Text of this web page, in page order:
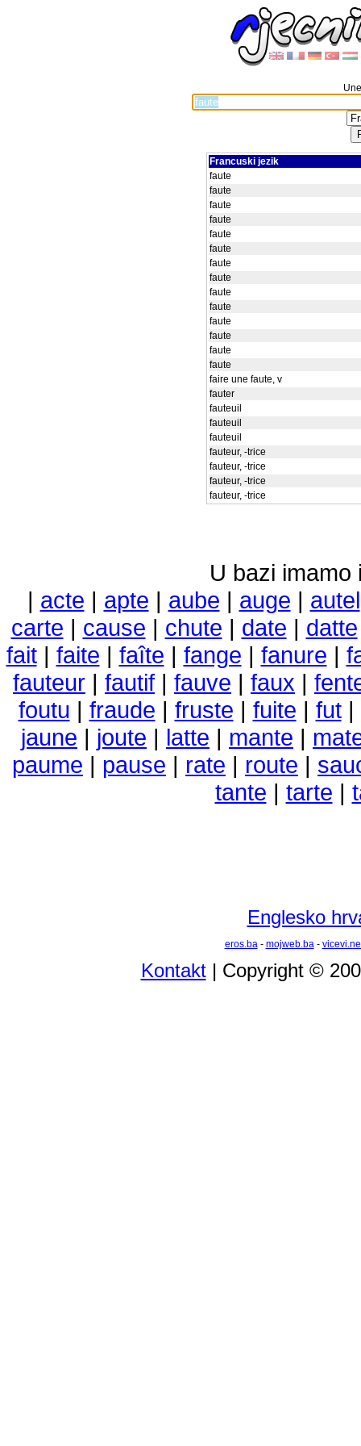
Francuski jezik
faute
faute
faute
faute
faute
faute
faute
faute
faute
faute
faute
faute
faute
faute
faire une faute, v
fauter
fauteuil
fauteuil
fauteuil
fauteur, -trice
fauteur, -trice
fauteur, -trice
fauteur, -trice
U bazi imamo
| acte | apte | aube | auge | autel
carte | cause | chute | date | datte
fait| faite | faîte | fange | fanure |
fauteur | fautif| fauve | faux |
foutu | fraude | fruste | fuite | fut|
jaune | joute | latte | mante |
paume | pause | rate | route |
tante | tarte |
Englesko
eros.ba- mojweb.ba-
Kontakt| Copyright ©